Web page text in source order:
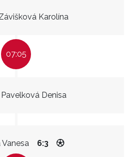
Karolína
07:05
Pavelková Denisa
6:3